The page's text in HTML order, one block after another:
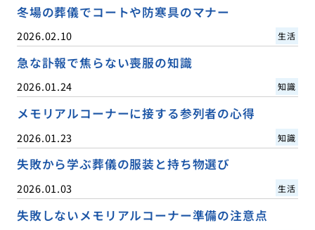
冬場の葬儀でコートや防寒具のマナー
2026.02.10 生活
急な訃報で焦らない喪服の知識
2026.01.24 知識
メモリアルコーナーに接する参列者の心得
2026.01.23 知識
失敗から学ぶ葬儀の服装と持ち物選び
2026.01.03 生活
失敗しないメモリアルコーナー準備の注意点